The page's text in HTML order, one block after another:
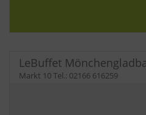
LeBuffet
Markt 10Tel.: 02166 616259